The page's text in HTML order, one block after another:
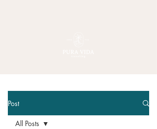
Post
All Posts